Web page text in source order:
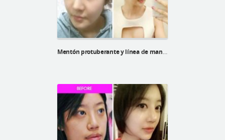
Mentón protuberante y línea de mandíbula indefinida